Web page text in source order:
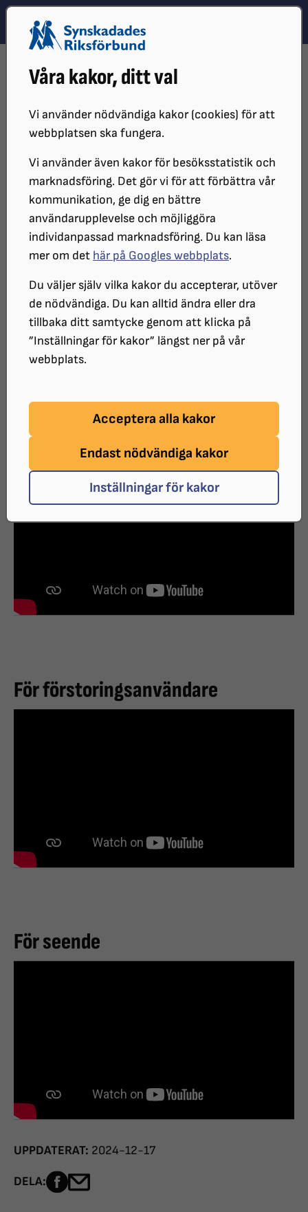
Våra kakor, ditt val
Vi använder nödvändiga kakor (cookies) för att
webbplatsen ska fungera.
Vi använder även kakor för besöksstatistik och
marknadsföring. Det gör vi för att förbättra vår
kommunikation, ge dig en bättre
användarupplevelse och möjliggöra
individanpassad marknadsföring. Du kan läsa
mer om det här på Googles webbplats.
Du väljer själv vilka kakor du accepterar, utöver
de nödvändiga. Du kan alltid ändra eller dra
tillbaka ditt samtycke genom att klicka på
”Inställningar för kakor” längst ner på vår
webbplats.
Acceptera alla kakor
Endast nödvändiga kakor
Inställningar för kakor
Hoppa till innehåll
Hoppa till hitta snabbt
INSPELADE DIGITALA GRUNDUTBILDNINGAR I SIN HELHET
Inspelade digitala
grundutbildningar i sin helhet
Här finns inspelade utbildningspass i sin
helhet. Dessa är från 2023 men är i
princip lika aktuella fortfarande –
är visuell kan finnas, då vi genomförde
en versionuppdatering av Umbraco
under 2024. I vänstermenyn finns
inspelade korta klipp på enskilda
För skärmläsaranvändare
För förstoringsanvändare
För seende
UPPDATERAT: 2024-12-17
DELA: Dela sidan på Facebook
Dela sidan med e-post